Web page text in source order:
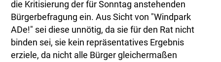
die Kritisierung der für Sonntag anstehenden
Bürgerbefragung ein. Aus Sicht von "Windpark
ADe!" sei diese unnötig, da sie für den Rat nicht
binden sei, sie kein repräsentatives Ergebnis
erziele, da nicht alle Bürger gleichermaßen